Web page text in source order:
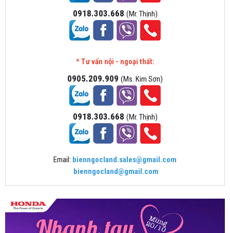
0918.303.668 (Mr. Thịnh)
* Tư vấn nội - ngoại thất:
0905.209.909 (Ms. Kim Sơn)
0918.303.668 (Mr. Thịnh)
Email: bienngocland.sales@gmail.com
bienngocland@gmail.com